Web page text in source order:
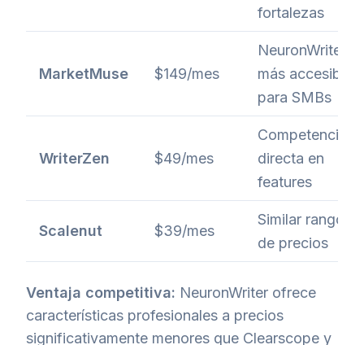
fortalezas
MarketMuse $149/mes
NeuronWriter
más accesible
para SMBs
WriterZen $49/mes
Competencia
directa en
features
Scalenut $39/mes
Similar rango
de precios
Ventaja competitiva: NeuronWriter ofrece
características profesionales a precios
significativamente menores que Clearscope y